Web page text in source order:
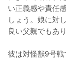
い正義感や責任
しょう。娘に対
良い父親でもあり
彼は対怪獣9号戦